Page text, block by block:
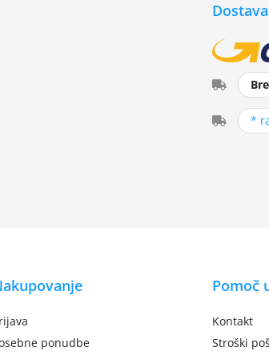
Dostava
*
ponudbe
Pomoč
Kontakt
Stroški